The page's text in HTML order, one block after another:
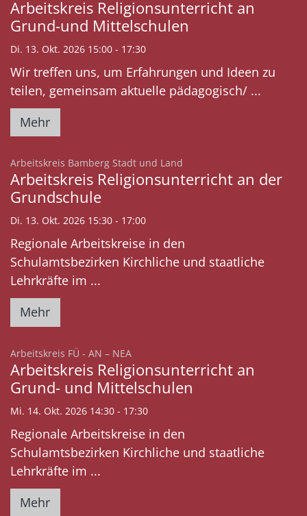
Arbeitskreis Religionsunterricht an
Grund-und Mittelschulen
Di. 13. Okt. 2026 15:00 - 17:30
Wir treffen uns, um Erfahrungen und Ideen zu
teilen, gemeinsam aktuelle pädagogisch/ ...
Mehr
Arbeitskreis Bamberg Stadt und Land
Arbeitskreis Religionsunterricht an der
Grundschule
Di. 13. Okt. 2026 15:30 - 17:00
Regionale Arbeitskreise in den
Schulamtsbezirken Kirchliche und staatliche
Lehrkräfte im ...
Mehr
Arbeitskreis FÜ - AN – NEA
Arbeitskreis Religionsunterricht an
Grund- und Mittelschulen
Mi. 14. Okt. 2026 14:30 - 17:30
Regionale Arbeitskreise in den
Schulamtsbezirken Kirchliche und staatliche
Lehrkräfte im ...
Mehr